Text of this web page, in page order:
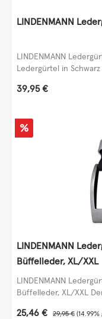
LINDENMANN
LINDENMANN
Ledergürtel in Schwarz
Regulärer Preis:
39,95 €
Rabatt
%
LINDENMANN
Büffelleder, XL/XXL
LINDENMANN
Büffelleder, XL/XXL
Verkaufspreis:
25,46 € Regulärer
29,95 €